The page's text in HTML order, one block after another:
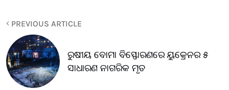
PREVIOUS ARTICLE
ରୁଷୀୟ ବୋମା ବିସ୍ଫୋରଣରେ ୟୁକ୍ରେନର ୫
ସାଧାରଣ ନାଗରିକ ମୃତ